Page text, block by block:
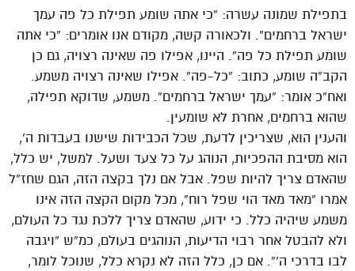
בתפילת שמונה עשרה: “כי אתה שומע תפילת כל פה עמך
ישראל ברחמים”. ולכאורה קשה, מקודם אנו אומרים: “כי אתה
שומע תפילת כל פה”. היינו, אפילו פה שאינה רצויה, גם כן
הקב”ה שומע, כתוב: “כל-פה”. אפילו שאינה רצויה משמע.
ואח”כ אומר: “עמך ישראל ברחמים”. משמע, שדוקא תפילה,
שהוא ברחמים, אחרת לא שומעין.
והענין הוא, שצריכין לדעת, שכל הכבידות שישנו בעבדות ה’,
הוא מסיבת ההפכיות, הנוהג על כל צעד ושעל. למשל, יש כלל,
שהאדם צריך להיות שפל. אבל אם נלך בקצה הזה, הגם שחז”ל
אמרו “מאד מאד הוי שפל רוח”, מכל מקום הקצה הזה אינו
משמע שיהיה כלל. כי ידוע, שהאדם צריך ללכת נגד כל העולם,
ולא להבטל אחר רבוי הדיעות, הנוהגים בעולם, כמ”ש “ויגבה
לבו בדרכי ה'”. אם כן, כלל הזה לא נקרא כלל, שנוכל לומר,